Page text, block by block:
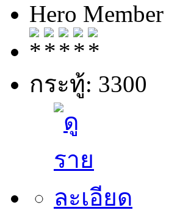
Hero Member
กระทู้: 3300